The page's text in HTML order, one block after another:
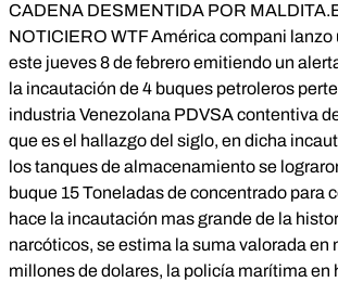
CADENA DESMENTIDA POR
NOTICIERO WTF América compani lanzo
este jueves 8 de febrero emitiendo un
la incautación de 4 buques petroleros
industria Venezolana PDVSA contentiva
que es el hallazgo del siglo, en dicha
los tanques de almacenamiento se
buque 15 Toneladas de concentrado para
hace la incautación mas grande de la
narcóticos, se estima la suma valorada en
millones de dolares, la policía marítima en